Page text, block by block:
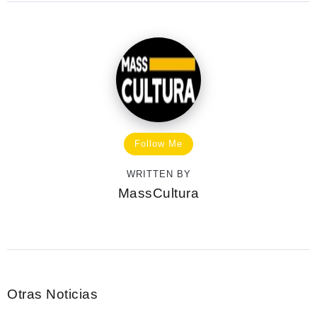
Follow Me
WRITTEN BY
MassCultura
Otras Noticias